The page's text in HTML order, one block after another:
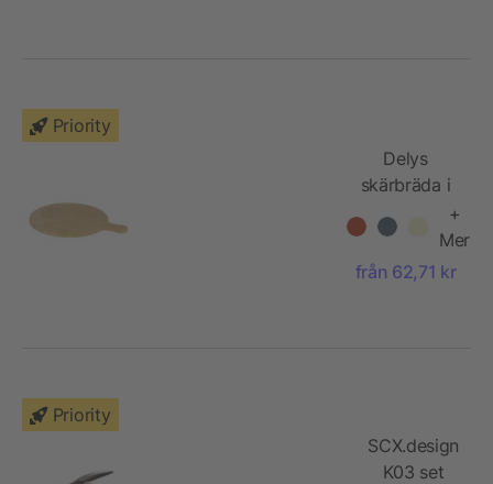
Priority
Delys
skärbräda i
+
Mer
från 62,71 kr
Priority
SCX.design
K03 set